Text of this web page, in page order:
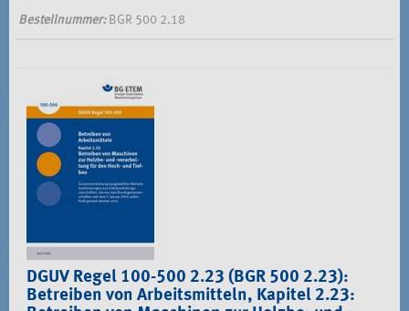
Bestellnummer:BGR 500 2.18
DGUV Regel 100-500 2.23 (BGR 500 2.23):
Betreiben von Arbeitsmitteln, Kapitel 2.23: